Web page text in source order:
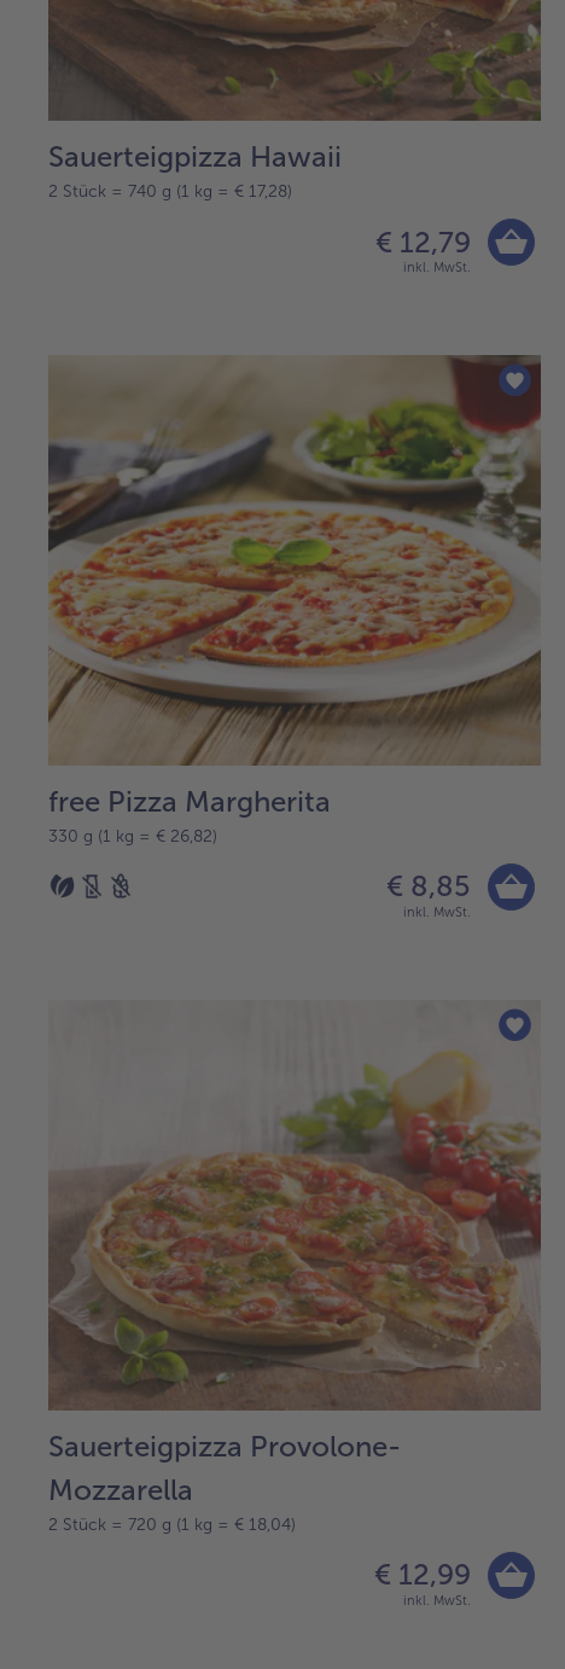
Sauerteigpizza Hawaii
2 Stück = 740 g (1 kg = € 17,28)
€ 12,79
inkl. MwSt.
free Pizza Margherita
330 g (1 kg = € 26,82)
€ 8,85
inkl. MwSt.
Sauerteigpizza Provolone-
Mozzarella
2 Stück = 720 g (1 kg = € 18,04)
€ 12,99
inkl. MwSt.